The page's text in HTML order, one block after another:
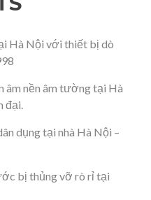
Hà Nội với thiết bị dò
âm nền âm tường tại Hà
đại.
dụng tại nhà Hà Nội –
bị thủng vỡ rò rỉ tại